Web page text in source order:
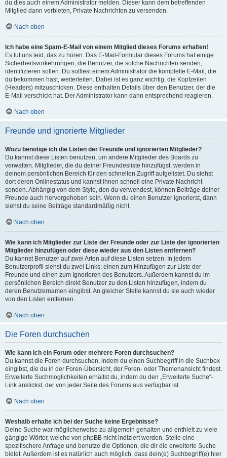
du dies auch einem Administrator melden. Dieser kann dem betreffenden
Mitglied dann verbieten, Private Nachrichten zu versenden.
Nach oben
Ich habe eine Spam-E-Mail von einem Mitglied dieses Forums erhalten!
Es tut uns leid, das zu hören. Das E-Mail-Formular dieses Forums hat einige
Sicherheitsvorkehrungen, die Benutzer, die solche Nachrichten senden,
identifizieren sollen. Du solltest einem Administrator die komplette E-Mail, die
du bekommen hast, weiterleiten. Dabei ist es ganz wichtig, die Kopfzeilen
(Headers) mitzuschicken. Diese enthalten Details über den Benutzer, der die
E-Mail verschickt hat. Der Administrator kann dann entsprechend reagieren.
Nach oben
Freunde und ignorierte Mitglieder
Wozu benötige ich die Listen der Freunde und ignorierten Mitglieder?
Du kannst diese Listen benutzen, um andere Mitglieder des Boards zu
verwalten. Mitglieder, die du deiner Freundesliste hinzufügst, werden in
deinem persönlichen Bereich für den schnellen Zugriff aufgelistet. Du siehst
dort deren Onlinestatus und kannst ihnen schnell eine Private Nachricht
senden. Abhängig von dem Style, den du verwendest, können Beiträge deiner
Freunde auch hervorgehoben sein. Wenn du einen Benutzer ignorierst, dann
siehst du seine Beiträge standardmäßig nicht.
Nach oben
Wie kann ich Mitglieder zur Liste der Freunde oder zur Liste der ignorierten
Mitglieder hinzufügen oder diese wieder aus den Listen entfernen?
Du kannst Benutzer auf zwei Arten auf diese Listen setzen: In jedem
Benutzerprofil siehst du zwei Links: einen zum Hinzufügen zur Liste der
Freunde und einen zum Ignorieren des Benutzers. Außerdem kannst du im
persönlichen Bereich direkt Benutzer zu den Listen hinzufügen, indem du
deren Benutzernamen eingibst. An gleicher Stelle kannst du sie auch wieder
von den Listen entfernen.
Nach oben
Die Foren durchsuchen
Wie kann ich ein Forum oder mehrere Foren durchsuchen?
Du kannst die Foren durchsuchen, indem du einen Suchbegriff in die Suchbox
eingibst, die du in der Foren-Übersicht, der Foren- oder Themenansicht findest.
Erweiterte Suchmöglichkeiten erhältst du, indem du den „Erweiterte Suche“-
Link anklickst, der von jeder Seite des Forums aus verfügbar ist.
Nach oben
Weshalb erhalte ich bei der Suche keine Ergebnisse?
Deine Suche war möglicherweise zu allgemein gehalten und enthielt zu viele
gängige Wörter, welche von phpBB nicht indiziert werden. Stelle eine
spezifischere Anfrage und benutze die Optionen, die dir die erweiterte Suche
bietet. Außerdem ist es natürlich auch möglich, dass dein(e) Suchbegriff(e) hier